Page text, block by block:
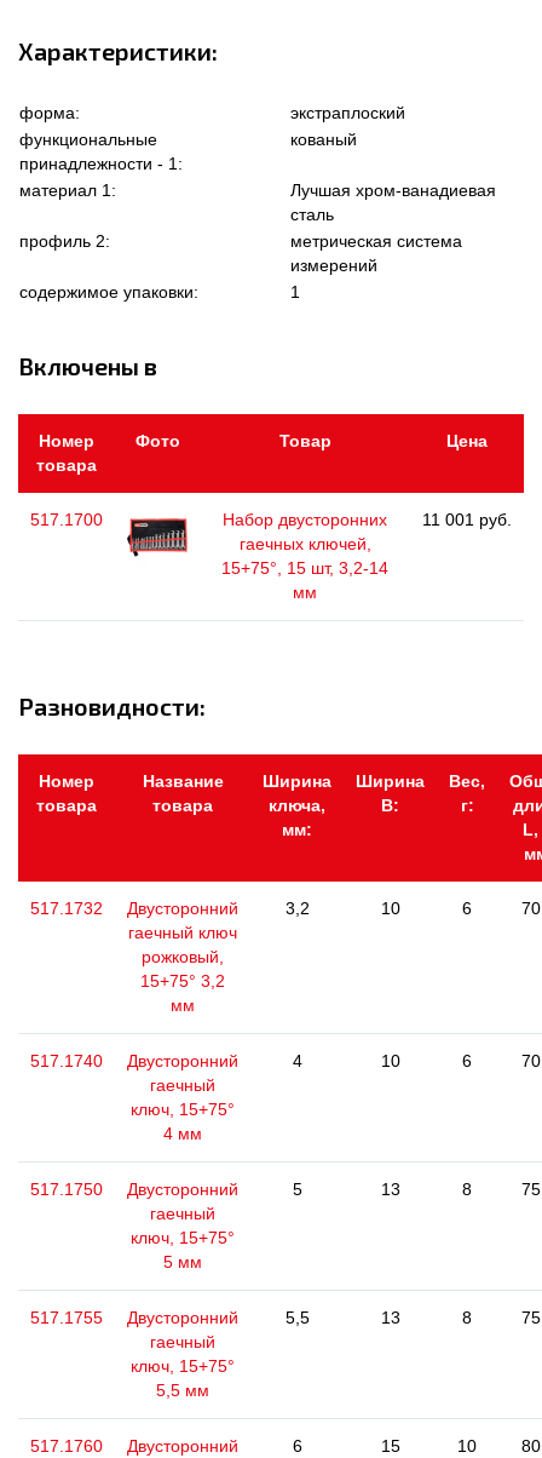
Характеристики:
форма:
экстраплоский
функциональные
принадлежности - 1:
кованый
материал 1:
Лучшая хром-ванадиевая
сталь
профиль 2:
метрическая система
измерений
содержимое упаковки:
1
Включены в
Номер
товара
Фото Товар Цена
517.1700
Набор двусторонних
гаечных ключей,
15+75°, 15 шт, 3,2-14
мм
11 001 руб.
Разновидности:
Номер
товара
Название
товара
Ширина
ключа,
мм:
Ширина
В:
Вес,
г:
517.1732
Двусторонний
гаечный ключ
рожковый,
15+75° 3,2
мм
3,2 10 6
517.1740
Двусторонний
гаечный
ключ, 15+75°
4 мм
4 10 6
517.1750
Двусторонний
гаечный
ключ, 15+75°
5 мм
5 13 8
517.1755
Двусторонний
гаечный
ключ, 15+75°
5,5 мм
5,5 13 8
517.1760
Двусторонний
6 15 10